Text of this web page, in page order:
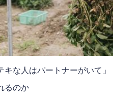
キな人はパートナーがいて
るのか